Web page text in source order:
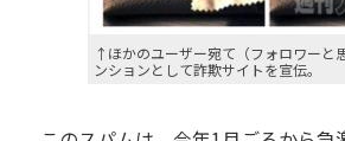
↑ほかのユーザー宛て（フォロワーと
ンションとして詐欺サイトを宣伝。